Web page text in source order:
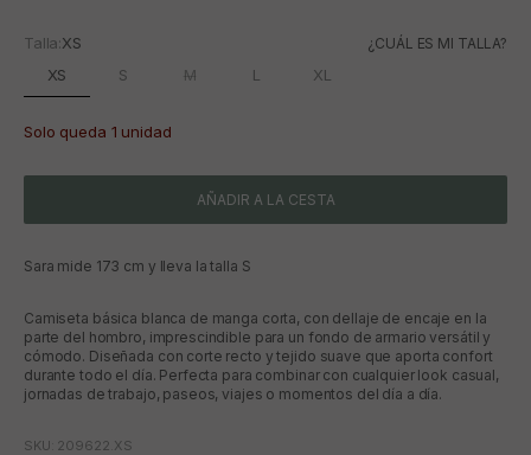
Talla:XS ¿CUÁL ES MI TALLA?
XS S M L XL
Solo queda 1 unidad
AÑADIR A LA CESTA
Sara mide 173 cm y lleva la talla S
Camiseta básica blanca de manga corta, con dellaje de encaje en la
parte del hombro, imprescindible para un fondo de armario versátil y
cómodo. Diseñada con corte recto y tejido suave que aporta confort
durante todo el día. Perfecta para combinar con cualquier look casual,
jornadas de trabajo, paseos, viajes o momentos del día a día.
SKU: 209622.XS